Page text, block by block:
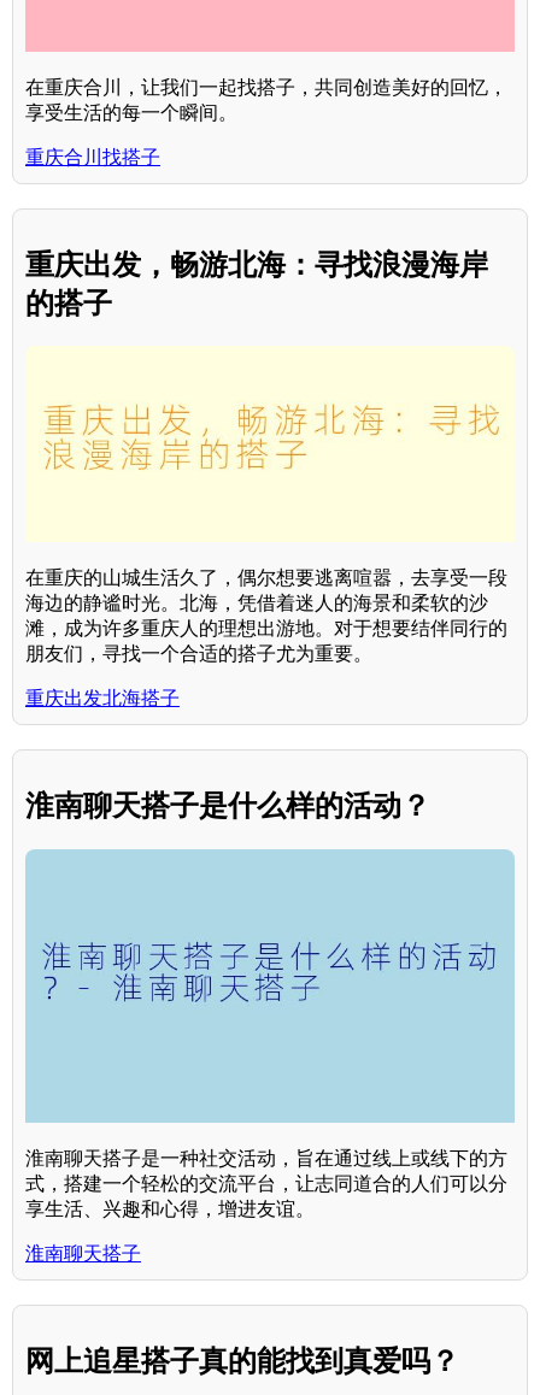
在重庆合川，让我们一起找搭子，共同创造美好的回忆，
享受生活的每一个瞬间。
重庆合川找搭子
重庆出发，畅游北海：寻找浪漫海岸
的搭子
在重庆的山城生活久了，偶尔想要逃离喧嚣，去享受一段
海边的静谧时光。北海，凭借着迷人的海景和柔软的沙
滩，成为许多重庆人的理想出游地。对于想要结伴同行的
朋友们，寻找一个合适的搭子尤为重要。
重庆出发北海搭子
淮南聊天搭子是什么样的活动？
淮南聊天搭子是一种社交活动，旨在通过线上或线下的方
式，搭建一个轻松的交流平台，让志同道合的人们可以分
享生活、兴趣和心得，增进友谊。
淮南聊天搭子
网上追星搭子真的能找到真爱吗？